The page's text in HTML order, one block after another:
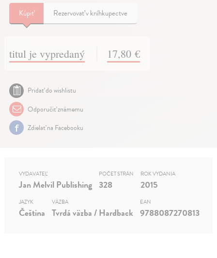
Kúpiť Rezervovať v kníhkupectve
titul je vypredaný 17,80 €
Pridať do wishlistu
Odporučiť známemu
Zdielať na Facebooku
VYDAVATEĽ
Jan Melvil Publishing
POČET STRÁN
328
ROK VYDANIA
2015
JAZYK
Čeština
VÄZBA
Tvrdá väzba / Hardback
EAN
9788087270813